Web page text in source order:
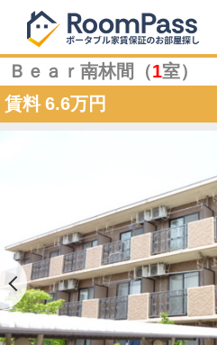
Ｂｅａｒ南林間（1室）
賃料 6.6万円